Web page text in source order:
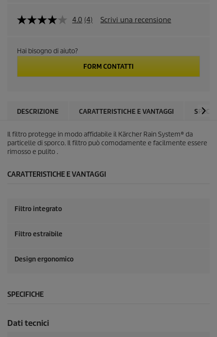
m
e
d
e
d
r
t
a
i
r
4.0 L
i
4
r
e
s
i
n
i
.
e
s
(4) Scrivi una recensione
Hai bisogno di aiuto?
FORM CONTATTI
DESCRIZIONE CARATTERISTICHE E VANTAGGI
Il filtro protegge in modo affidabile il Kärcher Rain System® da
particelle di sporco. Il filtro può comodamente e facilmente essere
rimosso e pulito .
CARATTERISTICHE E VANTAGGI
Filtro integrato
Filtro estraibile
Design ergonomico
SPECIFICHE
Dati tecnici